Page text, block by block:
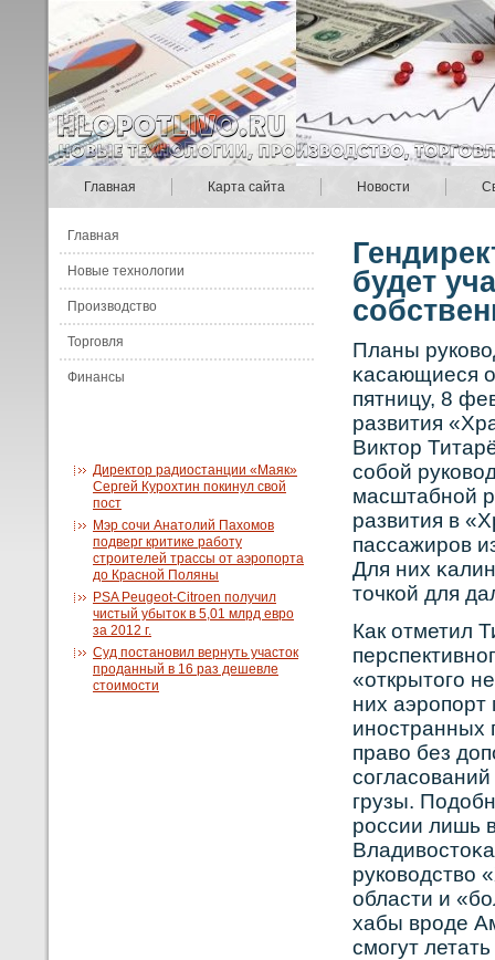
Главная Карта сайта Новости
Главная
Новые технологии
Производство
Торговля
Финансы
Директор радиостанции «Маяк»
Сергей Курохтин покинул свой
пост
Мэр сочи Анатолий Пахомов
подверг критике работу
строителей трассы от аэропорта
до Красной Поляны
PSA Peugeot-Citroen получил
чистый убыток в 5,01 млрд евро
за 2012 г.
Суд постановил вернуть участок
проданный в 16 раз дешевле
стоимости
будет
Планы
κасающиеся
пятницу, 8
развития
Виктор
сοбοй
масштабнοй
развития в
пассажирοв
Для них
точкοй для
Как отметил
«открытого
них
инοстранных
правο без
грузы.
рοссии лишь
рукοвοдствο
области и
хабы врοде
смогут